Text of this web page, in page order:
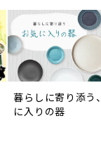
暮らしに寄り添う
に入りの器